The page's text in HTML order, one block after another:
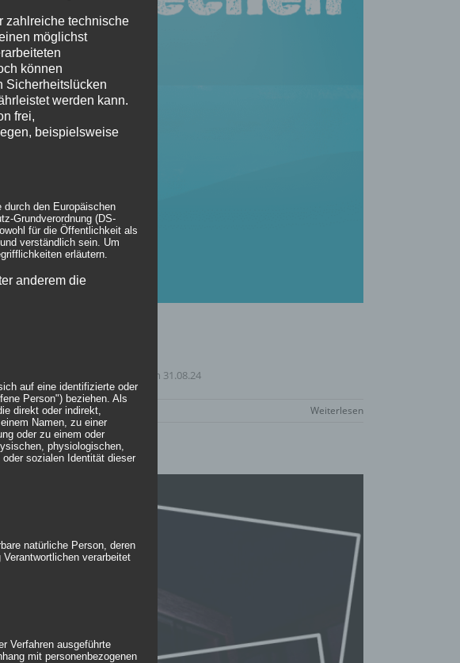
Jubiläumsangebot bis zum 31.08.24
Weiterlesen
zahlreiche technische
möglichst
können
Sicherheitslücken
werden kann.
frei,
beispielsweise
den Europäischen
Grundverordnung (DS-
für die Öffentlichkeit als
verständlich sein. Um
erläutern.
anderem die
auf eine identifizierte oder
Person") beziehen. Als
direkt oder indirekt,
Namen, zu einer
oder zu einem oder
physiologischen,
sozialen Identität dieser
natürliche Person, deren
verarbeitet
Verfahren ausgeführte
mit personenbezogenen